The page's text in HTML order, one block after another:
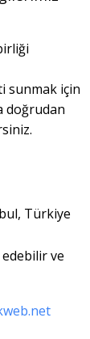
sunmak için
doğrudan
Türkiye
edebilir ve